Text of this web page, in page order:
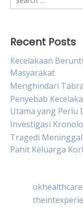
for:
Recent Posts
Kecelakaan
Masyarakat
Menghindari
Penyebab
Utama yang Perlu
Investigasi
Tragedi
Pahit Keluarga